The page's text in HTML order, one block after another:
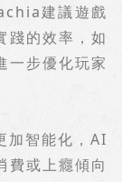
建議遊戲
踐的效率，如
一步優化玩家
智能化， AI
費或上癮傾向